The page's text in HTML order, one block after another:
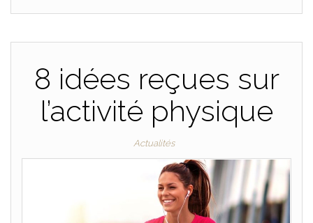
8 idées reçues sur
l’activité physique
Actualités